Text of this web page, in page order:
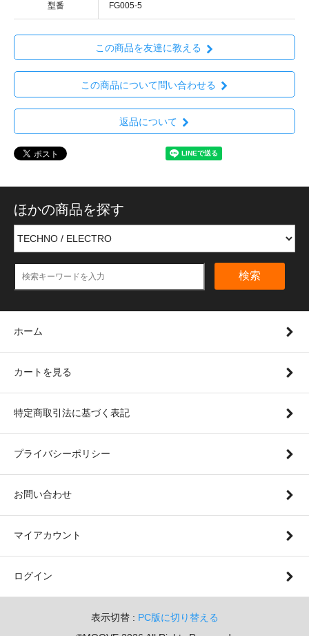
型番 FG005-5
この商品を友達に教える
この商品について問い合わせる
返品について
ほかの商品を探す
検索
ホーム
カートを見る
特定商取引法に基づく表記
プライバシーポリシー
お問い合わせ
マイアカウント
ログイン
表示切替 : PC版に切り替える